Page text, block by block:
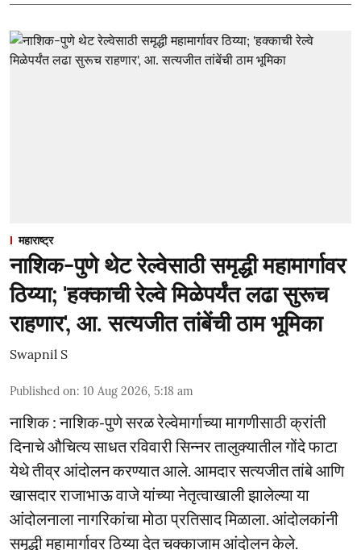
महाराष्ट्र
नाशिक-पुणे थेट रेल्वेसाठी समृद्धी महामार्गावर
ठिय्या; 'हक्काची रेल्वे मिळेपर्यंत लढा सुरूच
राहणार', आ. सत्यजीत तांबेंची ठाम भूमिका
Swapnil S
Published on: 10 Aug 2026, 5:18 am
नाशिक : नाशिक-पुणे सरळ रेल्वेमार्गाच्या मागणीसाठी क्रांती
दिनाचे औचित्य साधत रविवारी सिन्नर तालुक्यातील गोंदे फाटा
येथे तीव्र आंदोलन करण्यात आले. आमदार सत्यजीत तांबे आणि
खासदार राजाभाऊ वाजे यांच्या नेतृत्वाखाली झालेल्या या
आंदोलनाला नागरिकांचा मोठा प्रतिसाद मिळाला. आंदोलकांनी
समृद्धी महामार्गावर ठिय्या देत चक्काजाम आंदोलन केले.